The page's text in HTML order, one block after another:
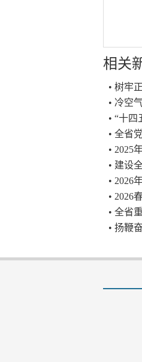
相关
• 树牢
• 冷空
• “十
• 全省
• 2025
• 建设
• 2026
• 2026
• 全省
• 扬鞭